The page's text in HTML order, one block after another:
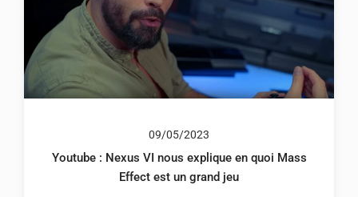
09/05/2023
Youtube : Nexus VI nous explique en quoi Mass
Effect est un grand jeu